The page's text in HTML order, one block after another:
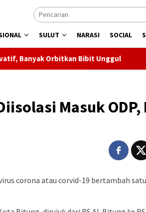
SULUT NARASI SOCIAL
Bibit Unggul Jaga Listrik
Masuk ODP,
corona atau corvid-19 bertambah